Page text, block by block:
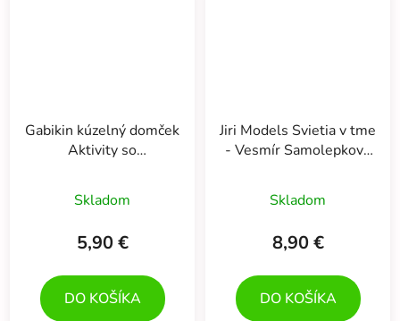
Gabikin kúzelný domček
Aktivity so
Skladom
5,90 €
DO KOŠÍKA
Jiri Models Svietia v tme
- Vesmír Samolepková
Skladom
8,90 €
DO KOŠÍKA